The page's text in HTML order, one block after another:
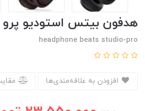
هدفون بیتس استودیو پرو
headphone beats studio-pro